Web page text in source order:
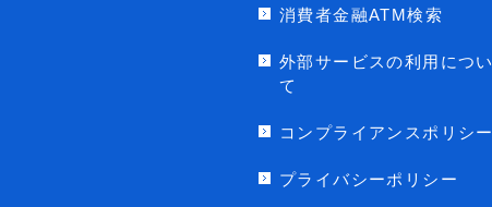
消費者金融ATM検索
外部サービスの利用につい
て
コンプライアンスポリシー
プライバシーポリシー